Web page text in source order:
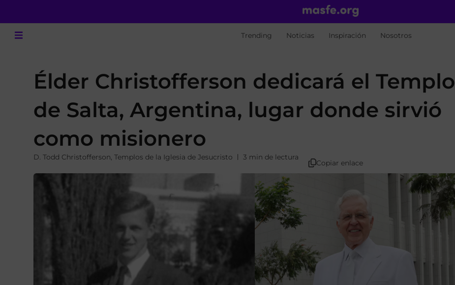
Trending Noticias Inspiración Nosotros
Élder Christofferson dedicará el Templo
de Salta, Argentina, lugar donde sirvió
como misionero
D. Todd Christofferson,Templos de la Iglesia de Jesucristo 3 min de lectura
Copiar enlace